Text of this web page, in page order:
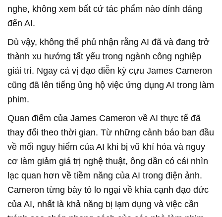
nghe, không xem bất cứ tác phẩm nào dính dáng
đến AI.
Dù vậy, không thể phủ nhận rằng AI đã và đang trở
thành xu hướng tất yếu trong ngành công nghiệp
giải trí. Ngay cả vị đạo diễn kỳ cựu James Cameron
cũng đã lên tiếng ủng hộ việc ứng dụng AI trong làm
phim.
Quan điểm của James Cameron về AI thực tế đã
thay đổi theo thời gian. Từ những cảnh báo ban đầu
về mối nguy hiểm của AI khi bị vũ khí hóa và nguy
cơ làm giảm giá trị nghệ thuật, ông dần có cái nhìn
lạc quan hơn về tiềm năng của AI trong điện ảnh.
Cameron từng bày tỏ lo ngại về khía cạnh đạo đức
của AI, nhất là khả năng bị lạm dụng và việc cần